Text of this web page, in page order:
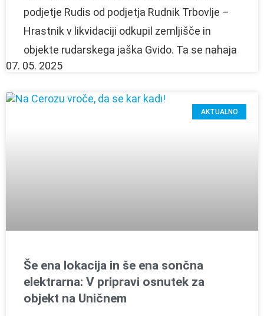
podjetje Rudis od podjetja Rudnik Trbovlje –
Hrastnik v likvidaciji odkupil zemljišče in
objekte rudarskega jaška Gvido. Ta se nahaja
07. 05. 2025
AKTUALNO
Še ena lokacija in še ena sončna
elektrarna: V pripravi osnutek za
objekt na Uničnem